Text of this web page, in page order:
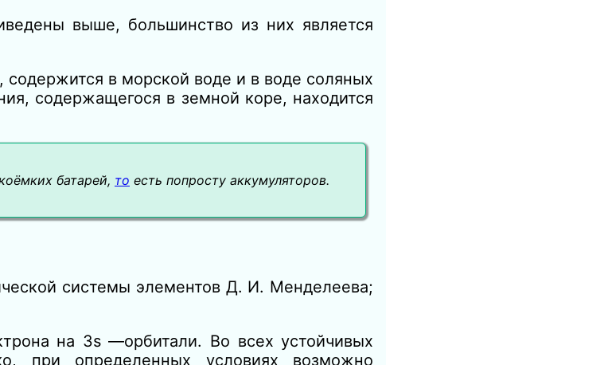
выше, большинство из них является
в морской воде и в воде соляных
содержащегося в земной коре, находится
батарей, то есть попросту аккумуляторов.
системы элементов Д. И. Менделеева;
на 3s —орбитали. Во всех устойчивых
при определенных условиях возможно